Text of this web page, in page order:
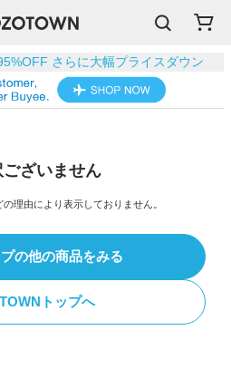
ございません
理由により表示しておりません。
の他の商品をみる
トップへ